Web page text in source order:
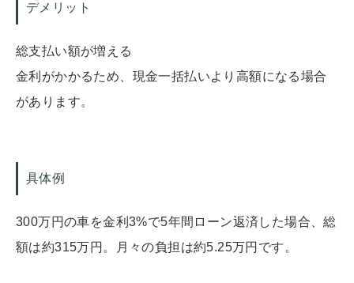
デメリット
総支払い額が増える
金利がかかるため、現金一括払いより高額になる場合
があります。
具体例
300万円の車を金利3%で5年間ローン返済した場合、総
額は約315万円。月々の負担は約5.25万円です。